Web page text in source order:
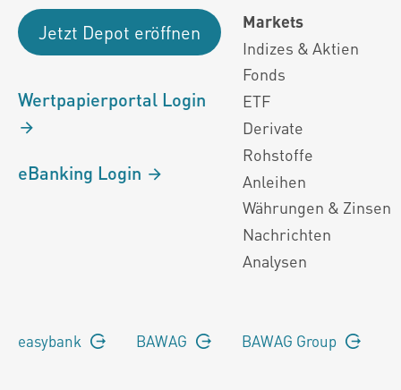
Jetzt Depot eröffnen
Wertpapierportal Login
eBanking Login
Markets
Indizes & Aktien
Fonds
ETF
Derivate
Rohstoffe
Anleihen
Währungen & Zinsen
Nachrichten
Analysen
easybank BAWAG BAWAG Group